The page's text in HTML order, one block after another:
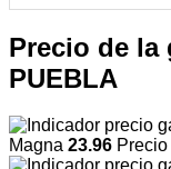
Precio de la
PUEBLA
Magna 23.96